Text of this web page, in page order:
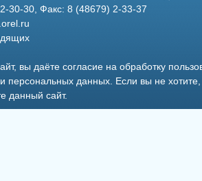
30-30, Факс: 8 (48679) 2-33-37
вы даёте согласие на обработку
персональных данных . Если вы не
данный сайт.